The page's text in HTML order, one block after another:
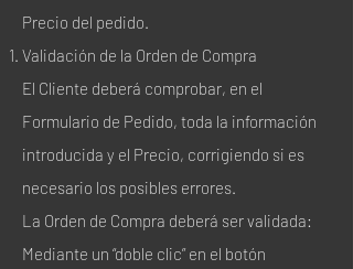
Precio del pedido.
Validación de la Orden de Compra
El Cliente deberá comprobar, en el
Formulario de Pedido, toda la información
introducida y el Precio, corrigiendo si es
necesario los posibles errores.
La Orden de Compra deberá ser validada:
Mediante un “doble clic” en el botón